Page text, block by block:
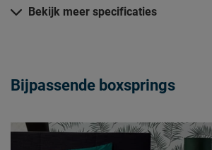
Materiaal
Onderhoud
Garantie
2 jaar
Bekijk meer specificaties
Bijpassende boxsprings